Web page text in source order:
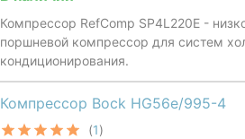
Компрессор RefComp SP4L220E -
поршневой компрессор для систем
кондиционирования.
Компрессор Bock HG56e/995-4
(1)